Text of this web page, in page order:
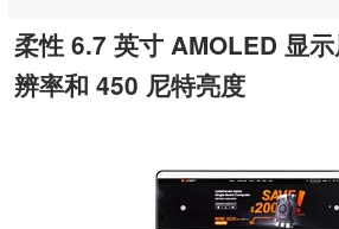
柔性 6.7 英寸 AMOLED 显
辨率和 450 尼特亮度